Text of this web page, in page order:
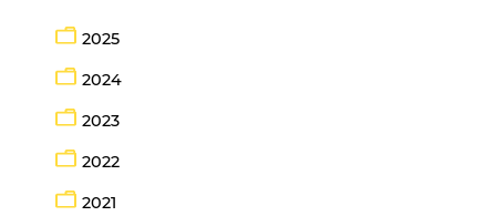
2025
2024
2023
2022
2021